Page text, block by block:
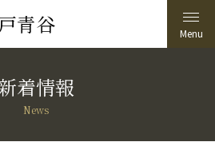
青谷
着情報
News